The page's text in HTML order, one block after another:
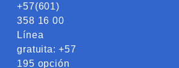
+57(601)
358 16 00
Línea
gratuita: +57
195 opción